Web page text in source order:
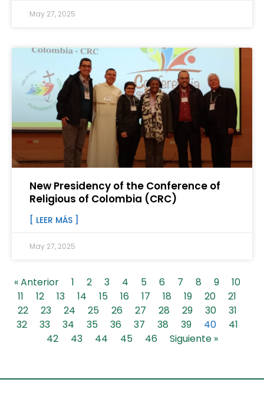
May 27, 2025
New Presidency of the Conference of
Religious of Colombia (CRC)
[ LEER MÁS ]
May 27, 2025
« Anterior 1 2 3 4 5 6 7 8 9
10
11
12 13 14 15 16 17 18 19 20
21
22
23 24 25 26 27 28 29 30
31
32
33 34 35 36 37 38 39 40
41
42
43 44 45 46 Siguiente »